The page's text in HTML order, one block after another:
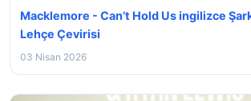
Macklemore - Can’t Hold Us ingilizce
Lehçe Çevirisi
03 Nisan 2026